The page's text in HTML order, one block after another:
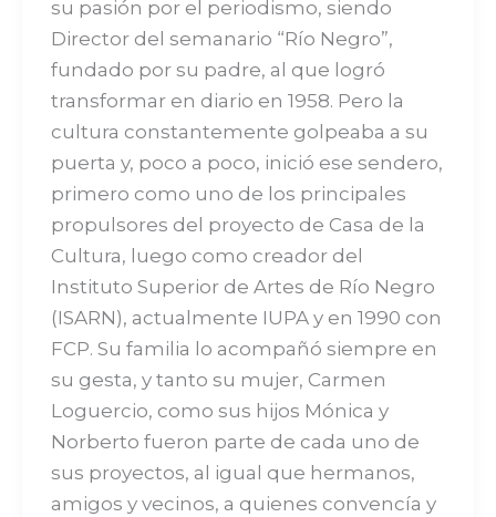
su pasión por el periodismo, siendo
Director del semanario “Río Negro”,
fundado por su padre, al que logró
transformar en diario en 1958. Pero la
cultura constantemente golpeaba a su
puerta y, poco a poco, inició ese sendero,
primero como uno de los principales
propulsores del proyecto de Casa de la
Cultura, luego como creador del
Instituto Superior de Artes de Río Negro
(ISARN), actualmente IUPA y en 1990 con
FCP. Su familia lo acompañó siempre en
su gesta, y tanto su mujer, Carmen
Loguercio, como sus hijos Mónica y
Norberto fueron parte de cada uno de
sus proyectos, al igual que hermanos,
amigos y vecinos, a quienes convencía y